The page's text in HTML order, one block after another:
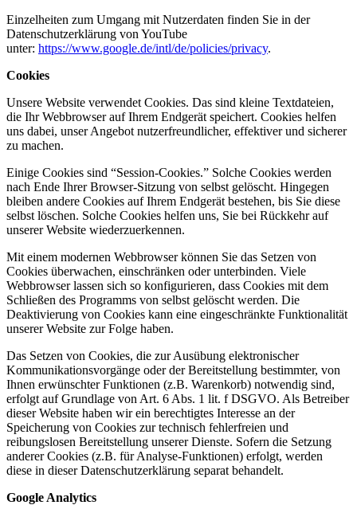
Einzelheiten zum Umgang mit Nutzerdaten finden Sie in der
Datenschutzerklärung von YouTube
unter: https://www.google.de/intl/de/policies/privacy.
Cookies
Unsere Website verwendet Cookies. Das sind kleine Textdateien,
die Ihr Webbrowser auf Ihrem Endgerät speichert. Cookies helfen
uns dabei, unser Angebot nutzerfreundlicher, effektiver und sicherer
zu machen.
Einige Cookies sind “Session-Cookies.” Solche Cookies werden
nach Ende Ihrer Browser-Sitzung von selbst gelöscht. Hingegen
bleiben andere Cookies auf Ihrem Endgerät bestehen, bis Sie diese
selbst löschen. Solche Cookies helfen uns, Sie bei Rückkehr auf
unserer Website wiederzuerkennen.
Mit einem modernen Webbrowser können Sie das Setzen von
Cookies überwachen, einschränken oder unterbinden. Viele
Webbrowser lassen sich so konfigurieren, dass Cookies mit dem
Schließen des Programms von selbst gelöscht werden. Die
Deaktivierung von Cookies kann eine eingeschränkte Funktionalität
unserer Website zur Folge haben.
Das Setzen von Cookies, die zur Ausübung elektronischer
Kommunikationsvorgänge oder der Bereitstellung bestimmter, von
Ihnen erwünschter Funktionen (z.B. Warenkorb) notwendig sind,
erfolgt auf Grundlage von Art. 6 Abs. 1 lit. f DSGVO. Als Betreiber
dieser Website haben wir ein berechtigtes Interesse an der
Speicherung von Cookies zur technisch fehlerfreien und
reibungslosen Bereitstellung unserer Dienste. Sofern die Setzung
anderer Cookies (z.B. für Analyse-Funktionen) erfolgt, werden
diese in dieser Datenschutzerklärung separat behandelt.
Google Analytics